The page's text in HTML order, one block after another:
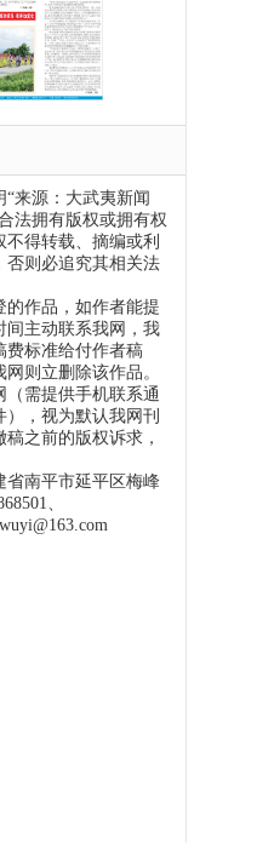
来源：大武夷新闻
法拥有版权或拥有权
得转载、摘编或利
否则必追究其相关法
作品，如作者能提
间主动联系我网，我
费标准给付作者稿
则立删除该作品。
需提供手机联系通
，视为默认我网刊
之前的版权诉求，
南平市延平区梅峰
、